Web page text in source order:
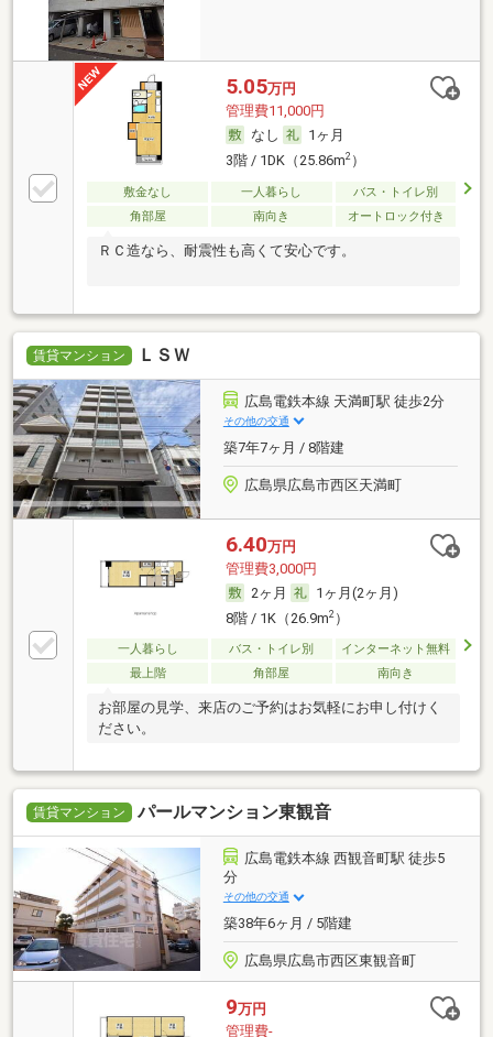
5.05万円
管理費11,000円
なし
1ヶ月
3階 / 1DK（25.86m2）
敷金なし 一人暮らし
バス・トイレ別
角部屋
南向き オートロック付き
ＲＣ造なら、耐震性も高くて安心です。
賃貸マンション ＬＳＷ
広島電鉄本線 天満町駅 徒歩2分
その他の交通
築7年7ヶ月 / 8階建
広島県広島市西区天満町
6.40万円
管理費3,000円
2ヶ月
1ヶ月(2ヶ月)
8階 / 1K（26.9m2）
一人暮らし バス・トイレ別
インターネット無料
最上階
角部屋 南向き
お部屋の見学、来店のご予約はお気軽にお申し付けく
ださい。
賃貸マンション パールマンション東観音
広島電鉄本線 西観音町駅 徒歩5
分
その他の交通
築38年6ヶ月 / 5階建
広島県広島市西区東観音町
9万円
管理費-